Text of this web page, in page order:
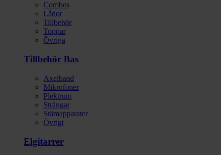
Combos
Lådor
Tillbehör
Toppar
Övriga
Tillbehör Bas
Axelband
Mikrofoner
Plektrum
Strängar
Stämapparater
Övrigt
Elgitarrer